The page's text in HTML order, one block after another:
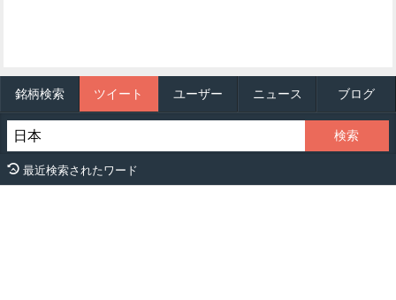
銘柄検索 ツイート ユーザー ニュース ブログ
最近検索されたワード